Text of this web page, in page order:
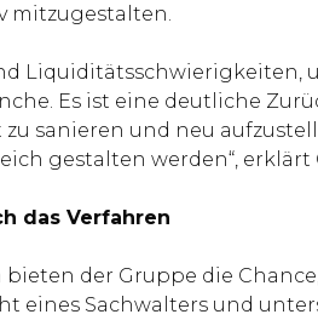
mitzugestalten.
Liquiditätsschwierigkeiten,
Es ist eine deutliche
sanieren und neu
gestalten werden“, erklärt
das Verfahren
der Gruppe die
eines Sachwalters und